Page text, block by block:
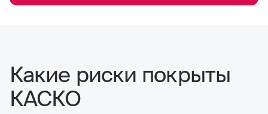
Какие риски покрыты
КАСКО